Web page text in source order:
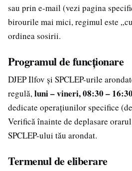
sau prin e-mail (vezi pagina
birourile mai mici, regimul este
ordinea sosirii.
Programul de funcționare
DJEP Ilfov și SPCLEP-urile
regulă,luni – vineri, 08:30 – 16:30
dedicate operațiunilor specifice
Verifică înainte de deplasare
SPCLEP-ului tău arondat.
Termenul de eliberare